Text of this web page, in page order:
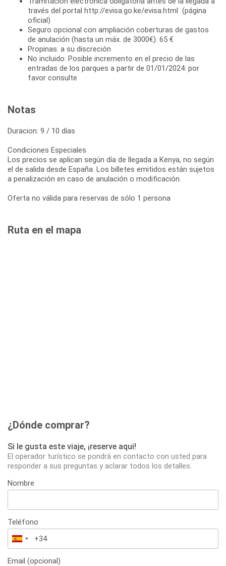
través del portal http://evisa.go.ke/evisa.html (página
oficial)
Seguro opcional con ampliación coberturas de gastos
de anulación (hasta un máx. de 3000€): 65 €
Propinas: a su discreción
No incluido: Posible incremento en el precio de las
entradas de los parques a partir de 01/01/2024: por
favor consulte
Notas
Duracion: 9 / 10 días
Condiciones Especiales
Los precios se aplican según día de llegada a Kenya, no según
el de salida desde España. Los billetes emitidos están sujetos
a penalización en caso de anulación o modificación.
Oferta no válida para reservas de sólo 1 persona
Ruta en el mapa
¿Dónde comprar?
Si le gusta este viaje, ¡reserve aqui!
El operador turístico se pondrá en contacto con usted para
responder a sus preguntas y aclarar todos los detalles.
Nombre
Teléfono
España
+34
Email (opcional)